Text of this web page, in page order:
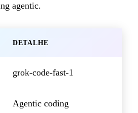
agentic.
DETALHE
grok-code-fast-1
Agentic coding